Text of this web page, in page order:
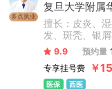
多点执业
复旦大学附属
擅长：皮炎、
发、斑秃、银
瘢痕疙瘩、结
疹、老年性白
肤病和疑难疾
9.9 预约量
专享挂号费
￥
医保 西医